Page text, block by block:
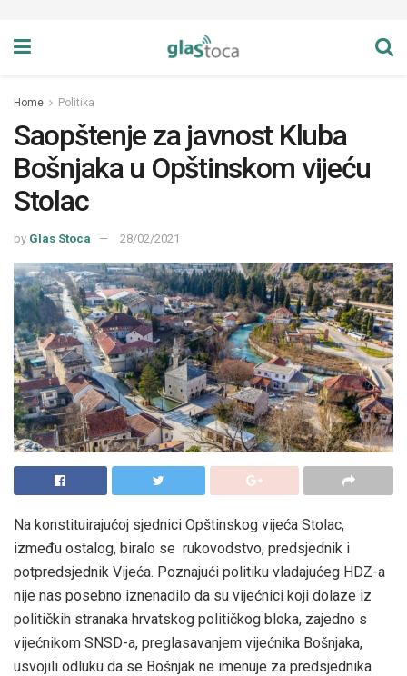
Home Politika
Saopštenje za javnost Kluba
Bošnjaka u Opštinskom vijeću
Stolac
by Glas Stoca 28/02/2021
Na konstituirajućoj sjednici Opštinskog vijeća Stolac,
između ostalog, biralo se rukovodstvo, predsjednik i
potpredsjednik Vijeća. Poznajući politiku vladajućeg HDZ-a
nije nas posebno iznenadilo da su vijećnici koji dolaze iz
političkih stranaka hrvatskog političkog bloka, zajedno s
vijećnikom SNSD-a, preglasavanjem vijećnika Bošnjaka,
usvojili odluku da se Bošnjak ne imenuje za predsjednika